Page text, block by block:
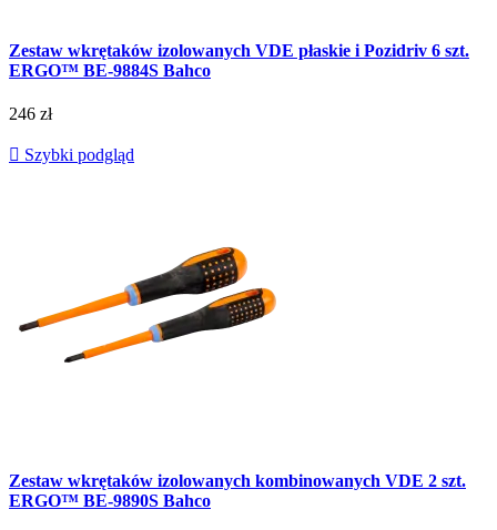
Zestaw wkrętaków izolowanych VDE płaskie i Pozidriv 6 szt.
ERGO™ BE-9884S Bahco
246 zł
 Szybki podgląd
Zestaw wkrętaków izolowanych kombinowanych VDE 2 szt.
ERGO™ BE-9890S Bahco